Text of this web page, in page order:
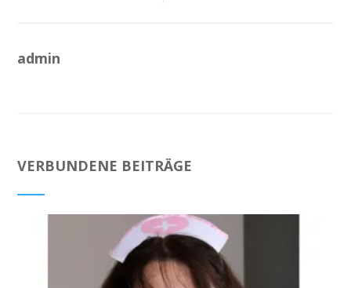
admin
VERBUNDENE BEITRÄGE